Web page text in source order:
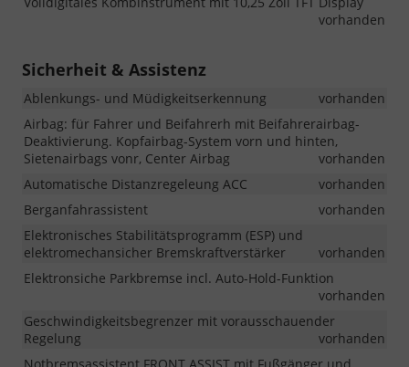
vorhanden
Sicherheit & Assistenz
Ablenkungs- und Müdigkeitserkennung
vorhanden
Airbag: für Fahrer und Beifahrerh mit Beifahrerairbag-
Deaktivierung. Kopfairbag-System vorn und hinten,
Sietenairbags vonr, Center Airbag
vorhanden
Automatische Distanzregeleung ACC
vorhanden
Berganfahrassistent
vorhanden
Elektronisches Stabilitätsprogramm (ESP) und
elektromechansicher Bremskraftverstärker
vorhanden
Elektronsiche Parkbremse incl. Auto-Hold-Funktion
vorhanden
Geschwindigkeitsbegrenzer mit vorausschauender
Regelung
vorhanden
Notbremsassistent FRONT ASSIST mit Fußgänger und